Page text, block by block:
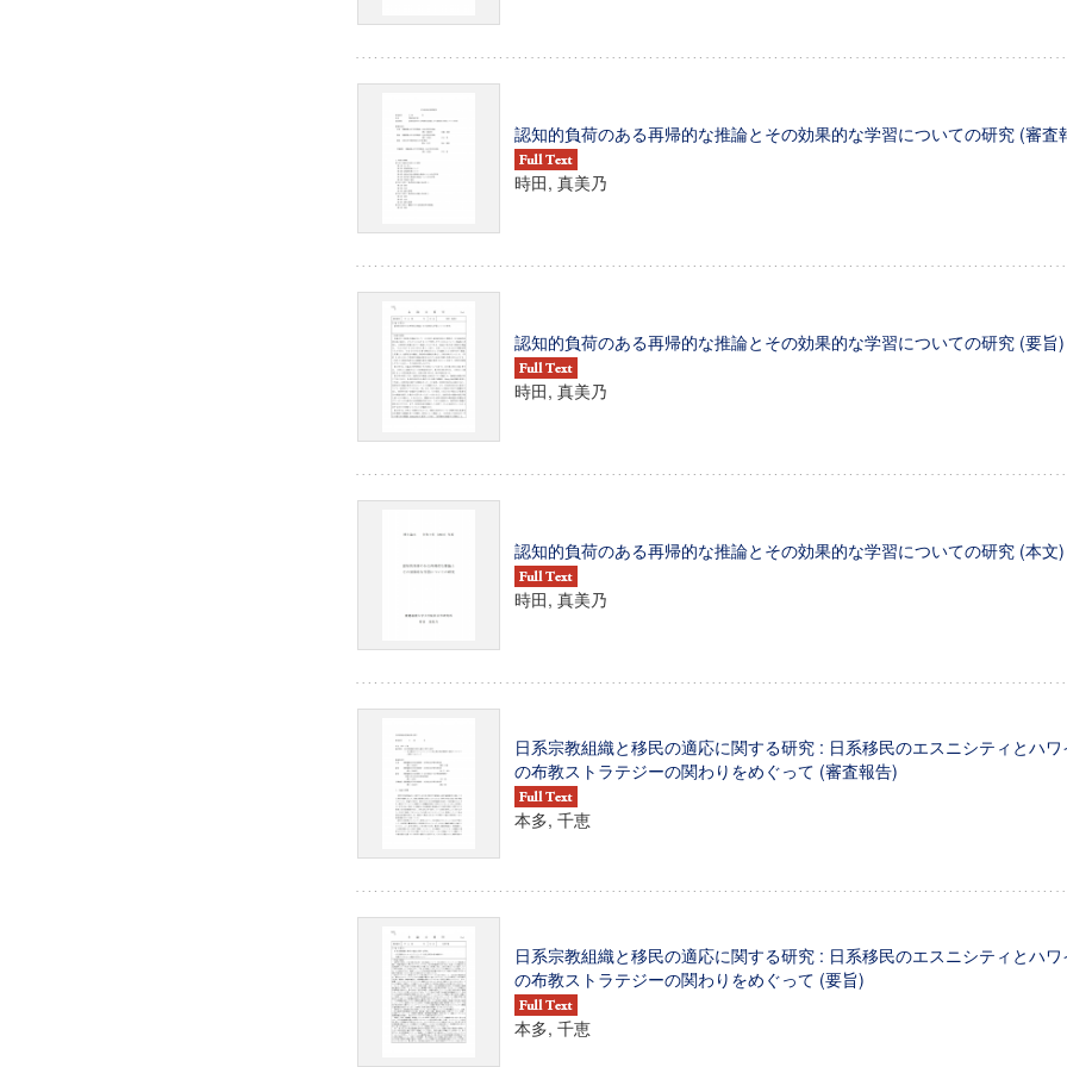
認知的負荷のある再帰的な推論とその効果的な学習についての研究 (審査
時田, 真美乃
認知的負荷のある再帰的な推論とその効果的な学習についての研究 (要旨)
時田, 真美乃
認知的負荷のある再帰的な推論とその効果的な学習についての研究 (本文)
時田, 真美乃
日系宗教組織と移民の適応に関する研究 : 日系移民のエスニシティとハ
の布教ストラテジーの関わりをめぐって (審査報告)
本多, 千恵
日系宗教組織と移民の適応に関する研究 : 日系移民のエスニシティとハ
の布教ストラテジーの関わりをめぐって (要旨)
本多, 千恵